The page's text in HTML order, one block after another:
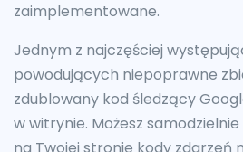
zaimplementowane.
Jednym z najczęściej
powodujących niepoprawne
zdublowany kod śledzący
w witrynie. Możesz